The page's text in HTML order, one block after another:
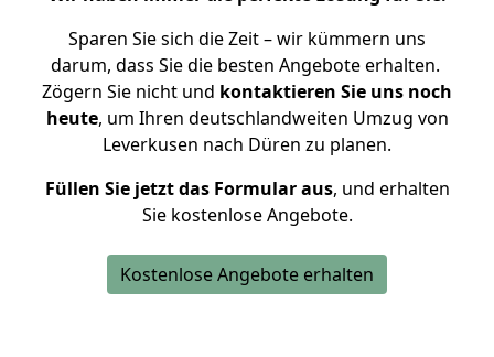
Sparen Sie sich die Zeit – wir kümmern uns
darum, dass Sie die besten Angebote erhalten.
Zögern Sie nicht und kontaktieren Sie uns noch
heute, um Ihren deutschlandweiten Umzug von
Leverkusen nach Düren zu planen.
Füllen Sie jetzt das Formular aus, und erhalten
Sie kostenlose Angebote.
Kostenlose Angebote erhalten